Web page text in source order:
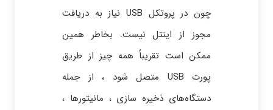
چون در پروتکل USB نیاز به دریافت
مجوز از اینتل نیست. بخاطر همین
ممکن است تقریباً همه چیز از طریق
پورت USB متصل شود ، از جمله
دستگاه‌های ذخیره سازی ، مانیتورها ،